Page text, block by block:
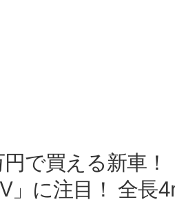
で買える新車！
」に注目！ 全長